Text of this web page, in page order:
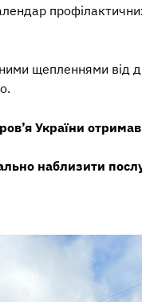
щепленнями від
України
наблизити